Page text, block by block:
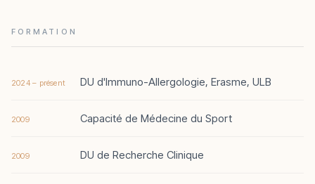
FORMATION
2024 – présent DU d'Immuno-Allergologie, Erasme, ULB
2009 Capacité de Médecine du Sport
2009 DU de Recherche Clinique